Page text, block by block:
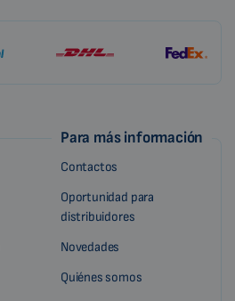
Para más información
Contactos
Oportunidad para
distribuidores
Novedades
Quiénes somos